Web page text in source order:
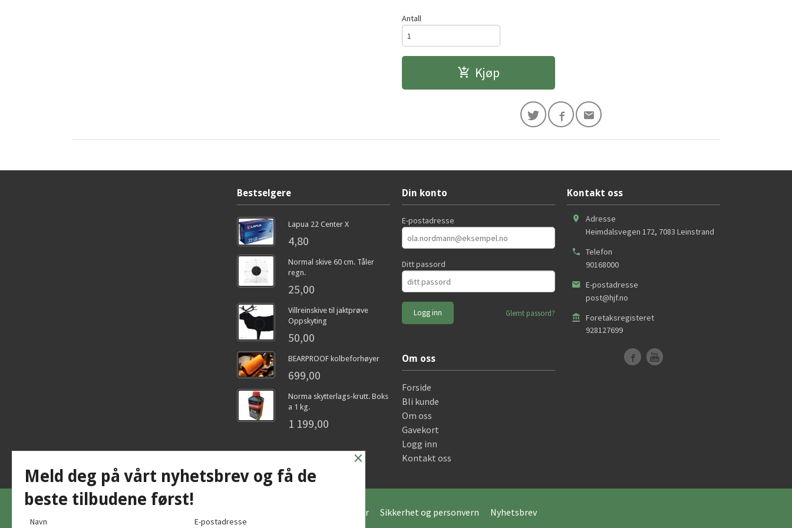
Antall
Kjøp
Bestselgere
Lapua 22 Center X
4,80
Normal skive 60 cm. Tåler
regn.
25,00
Villreinskive til jaktprøve
Oppskyting
50,00
BEARPROOF kolbeforhøyer
699,00
Norma skytterlags-krutt. Boks
a 1 kg.
1 199,00
Din konto
E-postadresse
Ditt passord
Glemt passord?
Om oss
Forside
Bli kunde
Om oss
Gavekort
Logg inn
Kontakt oss
Kontakt oss
Adresse
Heimdalsvegen 172, 7083 Leinstrand
Telefon
90168000
E-postadresse
post@hjf.no
Foretaksregisteret
928127699
Kjøpsbetingelser Sikkerhet og personvern Nyhetsbrev
×
Meld deg på vårt nyhetsbrev og få de
beste tilbudene først!
Navn E-postadresse